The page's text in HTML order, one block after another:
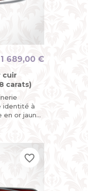
cuir
carats)
identité à
or jaune,
1 689,00 €
favorite_border
favorite_border
favorite_border